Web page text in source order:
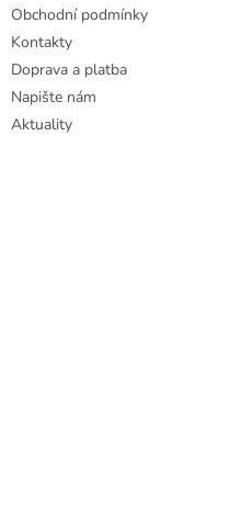
Obchodní podmínky
Kontakty
Doprava a platba
Napište nám
Aktuality